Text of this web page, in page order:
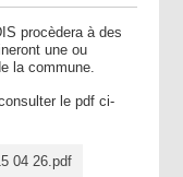
procèdera à des
une ou
la commune.
le pdf ci-
04 26.pdf